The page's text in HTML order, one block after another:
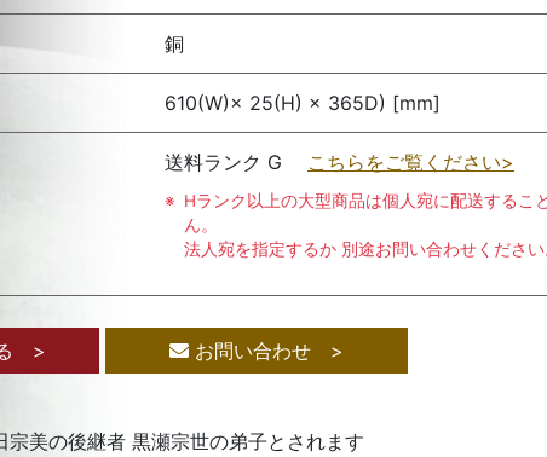
銅
610(W)× 25(H) × 365D) [mm]
送料ランク G こちらをご覧ください>
Hランク以上の大型商品は個人宛に配送するこ
ん。
法人宛を指定するか 別途お問い合わせください
る > お問い合わせ >
宗美の後継者 黒瀬宗世の弟子とされます